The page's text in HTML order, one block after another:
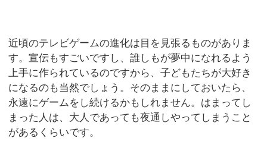
近頃のテレビゲームの進化は目を見張るものがありま
す。宣伝もすごいですし、誰しもが夢中になれるよう
上手に作られているのですから、子どもたちが大好き
になるのも当然でしょう。そのままにしておいたら、
永遠にゲームをし続けるかもしれません。はまってし
まった人は、大人であっても夜通しやってしまうこと
があるくらいです。